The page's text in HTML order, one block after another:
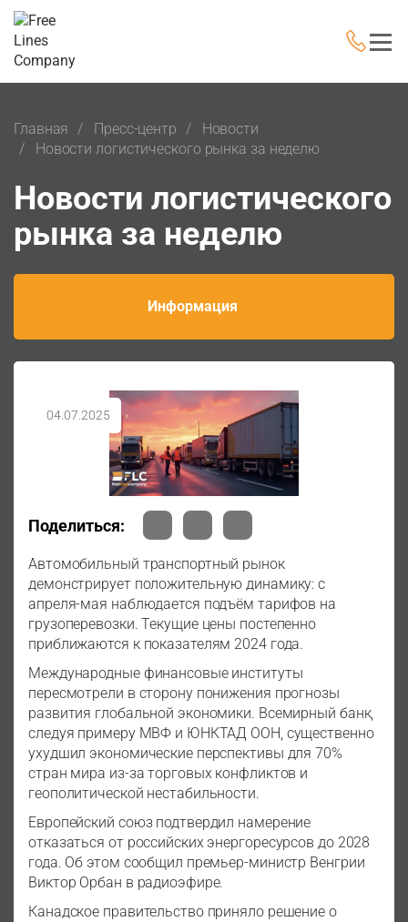
Главная Пресс-центр
Новости
Новости логистического рынка за неделю
Новости логистического
рынка за неделю
Информация
04.07.2025
Поделиться:
Автомобильный транспортный рынок
демонстрирует положительную динамику: с
апреля-мая наблюдается подъём тарифов на
грузоперевозки. Текущие цены постепенно
приближаются к показателям 2024 года.
Международные финансовые институты
пересмотрели в сторону понижения прогнозы
развития глобальной экономики. Всемирный банк,
следуя примеру МВФ и ЮНКТАД ООН, существенно
ухудшил экономические перспективы для 70%
стран мира из-за торговых конфликтов и
геополитической нестабильности.
Европейский союз подтвердил намерение
отказаться от российских энергоресурсов до 2028
года. Об этом сообщил премьер-министр Венгрии
Виктор Орбан в радиоэфире.
Канадское правительство приняло решение о